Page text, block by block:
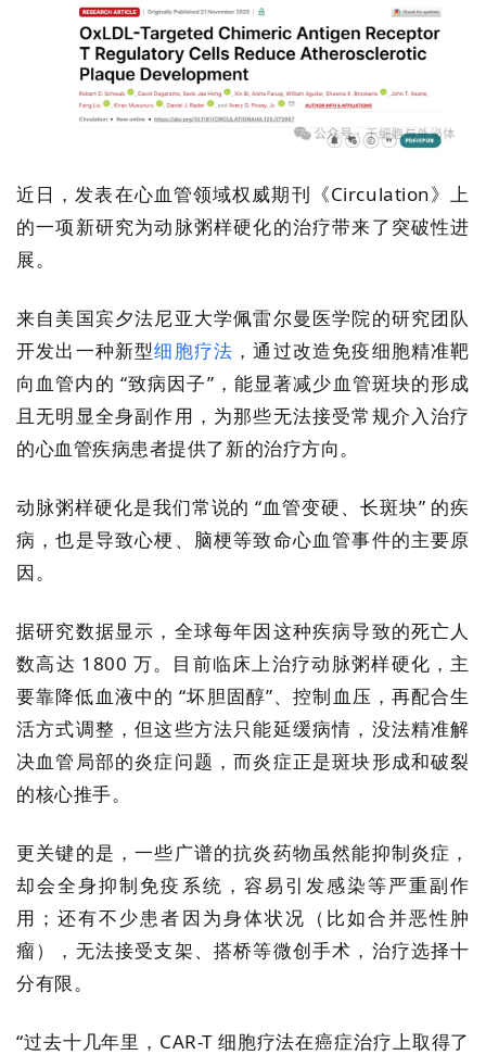
近日，发表在心血管领域权威期刊《Circulation》上
的一项新研究为动脉粥样硬化的治疗带来了突破性进
展。
来自美国宾夕法尼亚大学佩雷尔曼医学院的研究团队
开发出一种新型细胞疗法 ，通过改造免疫细胞精准靶
向血管内的 “致病因子”，能显著减少血管斑块的形成
且无明显全身副作用，为那些无法接受常规介入治疗
的心血管疾病患者提供了新的治疗方向。
动脉粥样硬化是我们常说的 “血管变硬、长斑块” 的疾
病，也是导致心梗、脑梗等致命心血管事件的主要原
因。
据研究数据显示，全球每年因这种疾病导致的死亡人
数高达 1800 万。目前临床上治疗动脉粥样硬化，主
要靠降低血液中的 “坏胆固醇”、控制血压，再配合生
活方式调整，但这些方法只能延缓病情，没法精准解
决血管局部的炎症问题，而炎症正是斑块形成和破裂
的核心推手。
更关键的是，一些广谱的抗炎药物虽然能抑制炎症，
却会全身抑制免疫系统，容易引发感染等严重副作
用；还有不少患者因为身体状况（比如合并恶性肿
瘤），无法接受支架、搭桥等微创手术，治疗选择十
分有限。
“过去十几年里，CAR-T 细胞疗法在癌症治疗上取得了